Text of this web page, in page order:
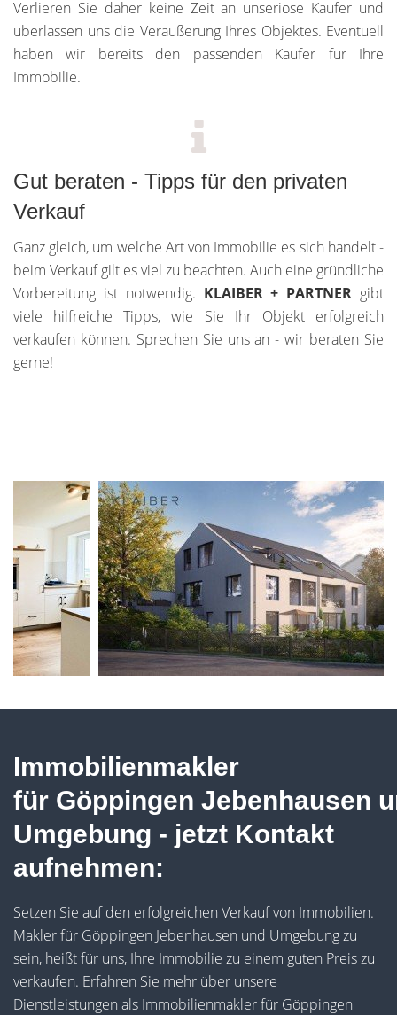
Verlieren Sie daher keine Zeit an unseriöse Käufer und
überlassen uns die Veräußerung Ihres Objektes. Eventuell
haben wir bereits den passenden Käufer für Ihre
Immobilie.
Gut beraten - Tipps für den privaten
Verkauf
Ganz gleich, um welche Art von Immobilie es sich handelt -
beim Verkauf gilt es viel zu beachten. Auch eine gründliche
Vorbereitung ist notwendig. KLAIBER + PARTNER gibt
viele hilfreiche Tipps, wie Sie Ihr Objekt erfolgreich
verkaufen können. Sprechen Sie uns an - wir beraten Sie
gerne!
Immobilienmakler
für Göppingen Jebenhausen
Umgebung - jetzt Kontakt
aufnehmen:
Setzen Sie auf den erfolgreichen Verkauf von Immobilien.
Makler für Göppingen Jebenhausen und Umgebung zu
sein, heißt für uns, Ihre Immobilie zu einem guten Preis zu
verkaufen. Erfahren Sie mehr über unsere
Dienstleistungen als Immobilienmakler für Göppingen